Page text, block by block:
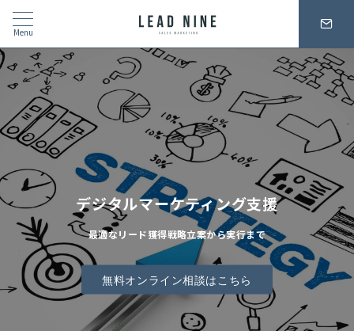
Menu
デジタルマーケティング支援
最適なリード獲得戦略立案から実行まで
無料オンライン相談はこちら